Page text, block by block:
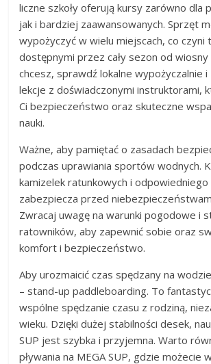
liczne szkoły oferują kursy zarówno dla
jak i bardziej zaawansowanych. Sprzęt
wypożyczyć w wielu miejscach, co
dostępnymi przez cały sezon od wiosny
chcesz, sprawdź lokalne wypożyczalnie i
lekcje z doświadczonymi instruktorami,
Ci bezpieczeństwo oraz skuteczne
nauki.
Ważne, aby pamiętać o zasadach
podczas uprawiania sportów wodnych.
kamizelek ratunkowych i
zabezpiecza przed
Zwracaj uwagę na warunki pogodowe i
ratowników, aby zapewnić sobie oraz
komfort i bezpieczeństwo.
Aby urozmaicić czas spędzany na
– stand-up paddleboarding. To
wspólne spędzanie czasu z rodziną,
wieku. Dzięki dużej stabilności desek,
SUP jest szybka i przyjemna. Warto
pływania na MEGA SUP, gdzie możecie